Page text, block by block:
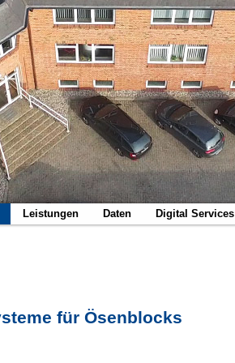
Leistungen Daten Digital Services
für Ösenblocks